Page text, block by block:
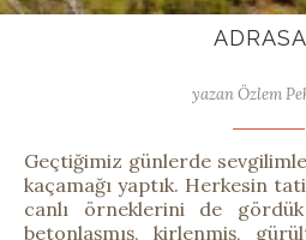
yazan Özlem
Geçtiğimiz günlerde
kaçamağı yaptık. Herkesin
canlı örneklerini de
betonlaşmış, kirlenmiş,